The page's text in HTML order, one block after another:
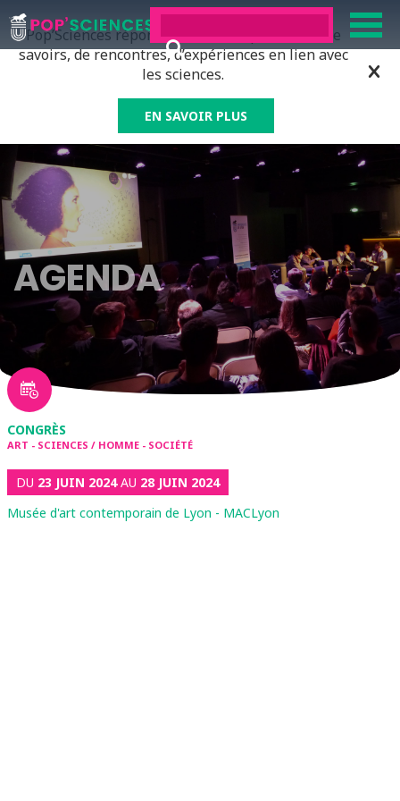
Pop’Sciences répond à tous ceux qui ont soif de
savoirs, de rencontres, d’expériences en lien avec
les sciences.
EN SAVOIR PLUS
AGENDA
CONGRÈS
ART - SCIENCES / HOMME - SOCIÉTÉ
DU 23 JUIN 2024AU 28 JUIN 2024
Musée d'art contemporain de Lyon - MACLyon